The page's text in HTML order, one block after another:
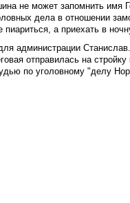
не может запомнить имя
дела в отношении
а приехать в
администрации
отправилась на стройку
по уголовному "делу